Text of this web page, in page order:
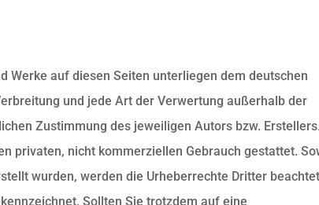
Werke auf diesen Seiten unterliegen dem deutschen
und jede Art der Verwertung außerhalb der
Zustimmung des jeweiligen Autors bzw. Erstellers.
privaten, nicht kommerziellen Gebrauch gestattet.
wurden, werden die Urheberrechte Dritter
Sollten Sie trotzdem auf eine